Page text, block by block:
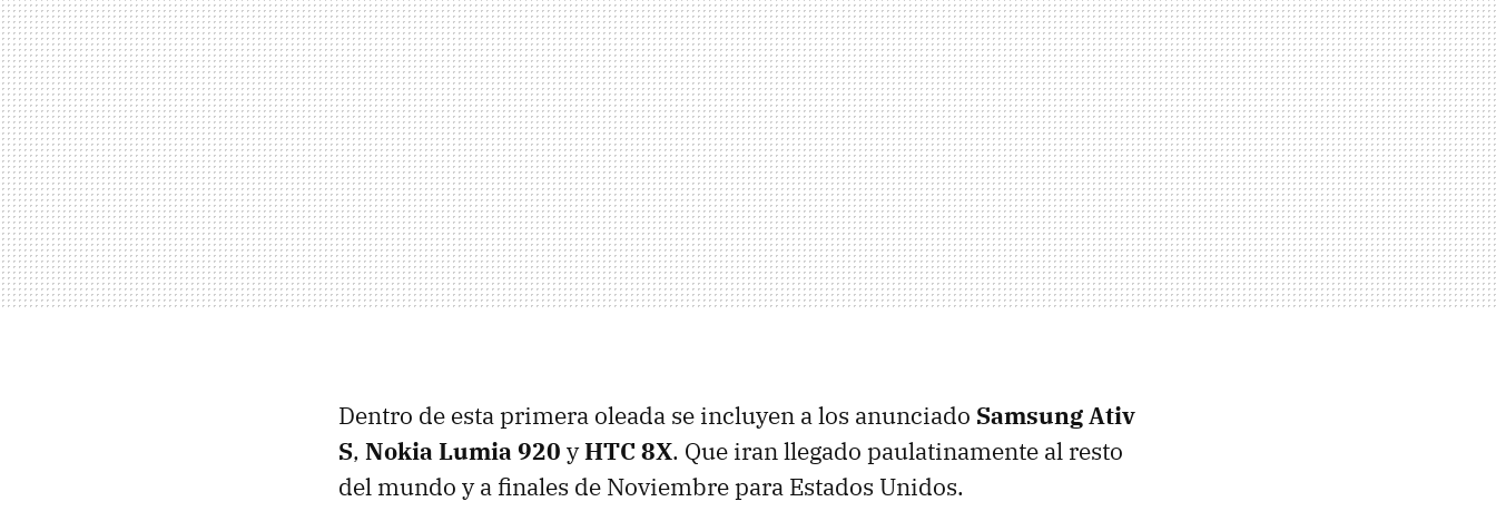
Dentro de esta primera oleada se incluyen a los anunciado Samsung Ativ
S, Nokia Lumia 920 yHTC 8X. Que iran llegado paulatinamente al resto
del mundo y a finales de Noviembre para Estados Unidos.